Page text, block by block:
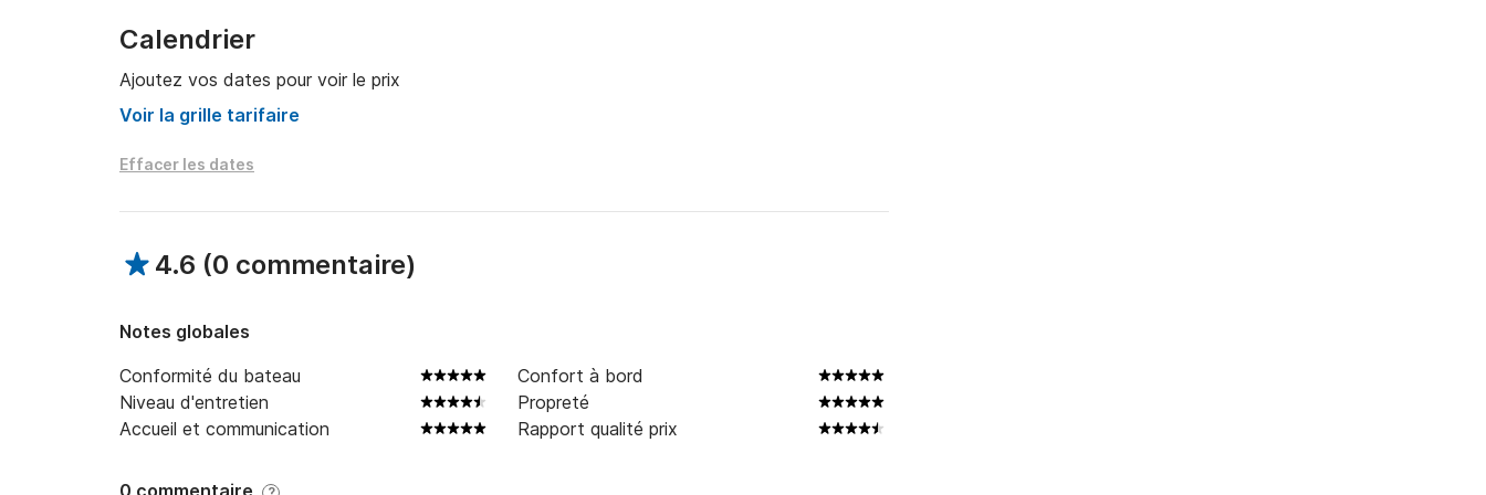
* Moteur 115 CV (permis bateau italien requis)
* Longueur : 6,20 m
* Échelle de bain
* Équipement de sécurité complet
---
? Expérience à bord
Avant le départ, vous recevrez toutes les instructions nécessaires pour une navigation en
Calendrier
Ajoutez vos dates pour voir le prix
Voir la grille tarifaire
Effacer les dates
4.6 (0 commentaire)
Notes globales
Conformité du bateau
Confort à bord
Niveau d'entretien
Propreté
Accueil et communication
Rapport qualité prix
0 commentaire